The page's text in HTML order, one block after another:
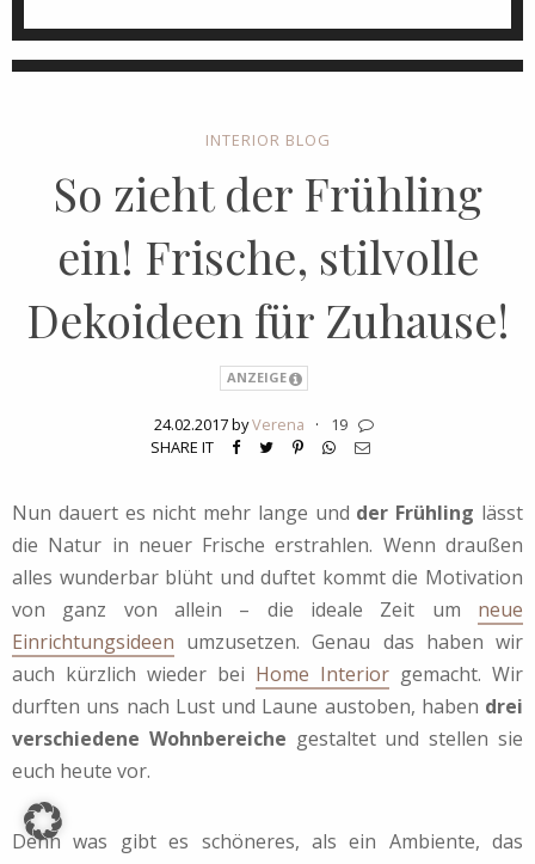
INTERIOR BLOG
So zieht der Frühling
ein! Frische, stilvolle
Dekoideen für Zuhause!
ANZEIGE
24.02.2017 byVerena ·
19
SHARE IT
Nun dauert es nicht mehr lange und der Frühling lässt
die Natur in neuer Frische erstrahlen. Wenn draußen
alles wunderbar blüht und duftet kommt die Motivation
von ganz von allein – die ideale Zeit um neue
Einrichtungsideen umzusetzen. Genau das haben wir
auch kürzlich wieder bei Home Interior gemacht. Wir
durften uns nach Lust und Laune austoben, haben drei
verschiedene Wohnbereiche gestaltet und stellen sie
euch heute vor.
Denn was gibt es schöneres, als ein Ambiente, das